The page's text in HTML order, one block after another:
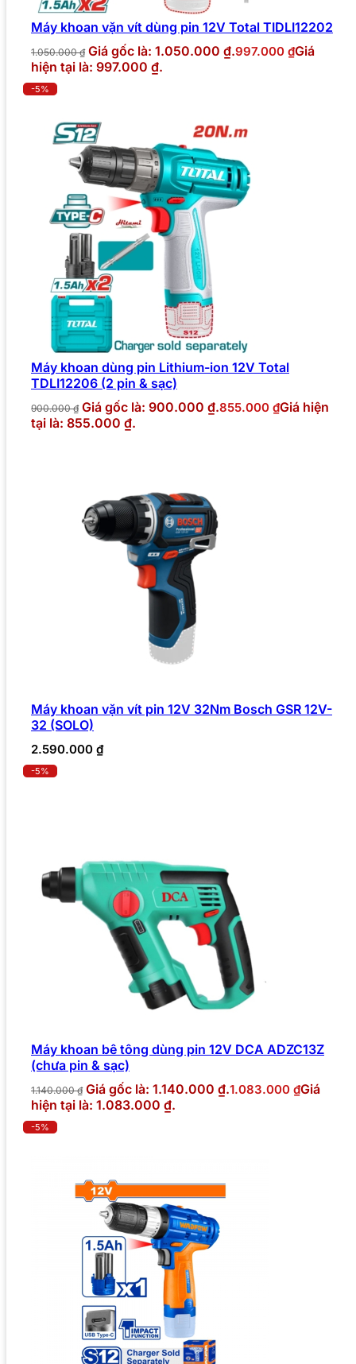
Máy khoan vặn vít dùng pin 12V Total TIDLI12202
1.050.000₫ Giá gốc là: 1.050.000 ₫.997.000 ₫Giá
hiện tại là: 997.000 ₫.
-5%
Máy khoan dùng pin Lithium-ion 12V Total
TDLI12206 (2 pin & sạc)
900.000₫ Giá gốc là: 900.000 ₫.855.000 ₫Giá hiện
tại là: 855.000 ₫.
Máy khoan vặn vít pin 12V 32Nm Bosch GSR 12V-
32 (SOLO)
2.590.000 ₫
-5%
Máy khoan bê tông dùng pin 12V DCA ADZC13Z
(chưa pin & sạc)
1.140.000₫ Giá gốc là: 1.140.000 ₫.1.083.000 ₫Giá
hiện tại là: 1.083.000 ₫.
-5%